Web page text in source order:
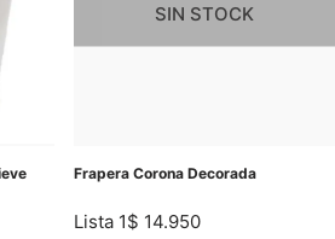
SIN STOCK
Frapera Corona Decorada
Lista 1$ 14.950